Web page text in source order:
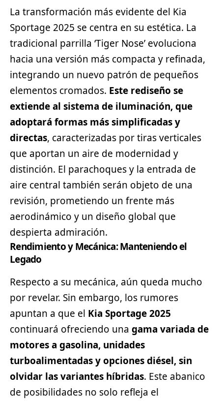
La transformación más evidente del Kia
Sportage 2025 se centra en su estética. La
tradicional parrilla ‘Tiger Nose’ evoluciona
hacia una versión más compacta y refinada,
integrando un nuevo patrón de pequeños
elementos cromados. Este rediseño se
extiende al sistema de iluminación, que
adoptará formas más simplificadas y
directas, caracterizadas por tiras verticales
que aportan un aire de modernidad y
distinción. El parachoques y la entrada de
aire central también serán objeto de una
revisión, prometiendo un frente más
aerodinámico y un diseño global que
despierta admiración.
Rendimiento y Mecánica: Manteniendo el
Legado
Respecto a su mecánica, aún queda mucho
por revelar. Sin embargo, los rumores
apuntan a que el Kia Sportage 2025
continuará ofreciendo una gama variada de
motores a gasolina, unidades
turboalimentadas y opciones diésel, sin
olvidar las variantes híbridas. Este abanico
de posibilidades no solo refleja el